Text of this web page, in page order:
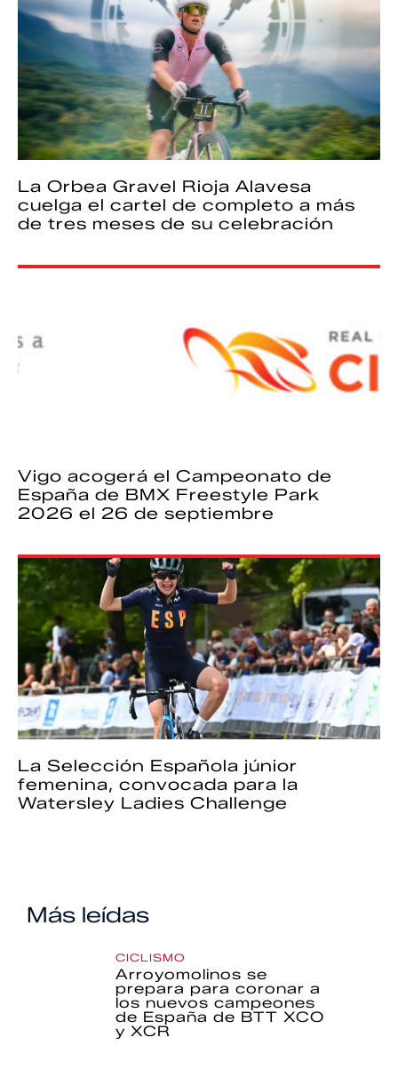
La Orbea Gravel Rioja Alavesa
cuelga el cartel de completo a más
de tres meses de su celebración
Vigo acogerá el Campeonato de
España de BMX Freestyle Park
2026 el 26 de septiembre
La Selección Española júnior
femenina, convocada para la
Watersley Ladies Challenge
Más leídas
CICLISMO
Arroyomolinos se
prepara para coronar a
los nuevos campeones
de España de BTT XCO
y XCR